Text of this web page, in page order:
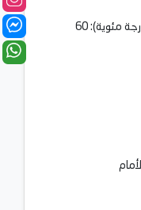
مئوية): 60